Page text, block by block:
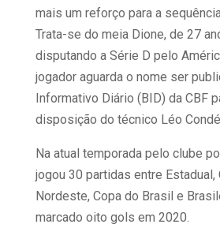
mais um reforço para a
Trata-se do meia Dione, de 27
disputando a Série D pelo
jogador aguarda o nome ser
Informativo Diário (BID) da CBF
disposição do técnico Léo Condé.
Na atual temporada pelo clube
jogou 30 partidas entre Estadual,
Nordeste, Copa do Brasil e
marcado oito gols em 2020.